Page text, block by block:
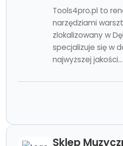
Tools4pro.pl to
narzędziami
zlokalizowany w
specjalizuje się w
najwyższej jakości...
Sklep